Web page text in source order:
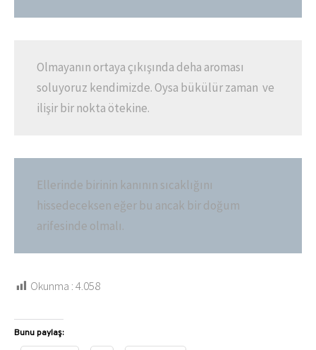
Olmayanın ortaya çıkışında deha aroması
soluyoruz kendimizde. Oysa bükülür zaman ve
ilişir bir nokta ötekine.
Ellerinde birinin kanının sıcaklığını
hissedeceksen eğer bu ancak bir doğum
arifesinde olmalı.
Okunma :4.058
Bunu paylaş: